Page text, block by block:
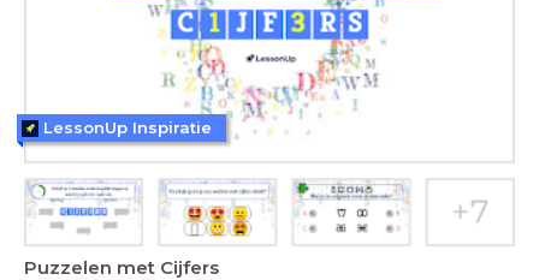
Puzzelen met Cijfers
LessonUp Inspiratie